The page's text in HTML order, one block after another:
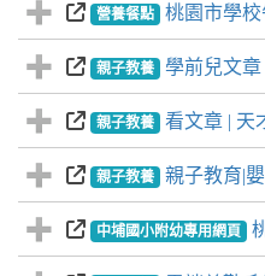
營養餐點 桃園市學
親子教養 學前兒文
親子教養 看文章 | 天
親子教養 親子教育|
中埔國小附幼專用網頁